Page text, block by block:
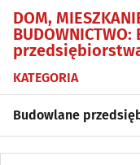
DOM,
BUDOWNICTWO:
KATEGORIA
Budowlane
Agencje